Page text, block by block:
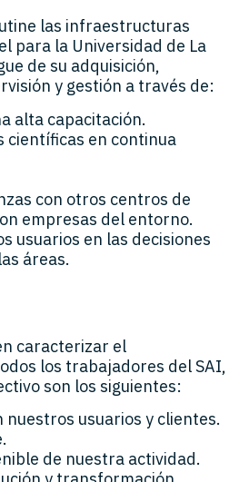
las infraestructuras
para la Universidad de La
de su adquisición,
y gestión a través de:
alta capacitación.
en continua
con otros centros de
empresas del entorno.
usuarios en las decisiones
áreas.
caracterizar el
los trabajadores del SAI,
son los siguientes:
nuestros usuarios y clientes.
de nuestra actividad.